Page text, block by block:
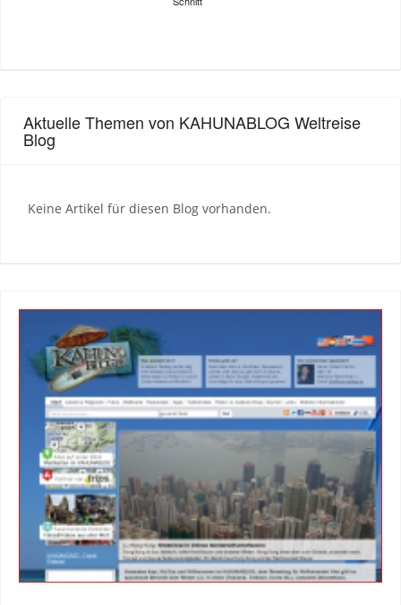
Aktuelle Themen von KAHUNABLOG Weltreise
Blog
Keine Artikel für diesen Blog vorhanden.